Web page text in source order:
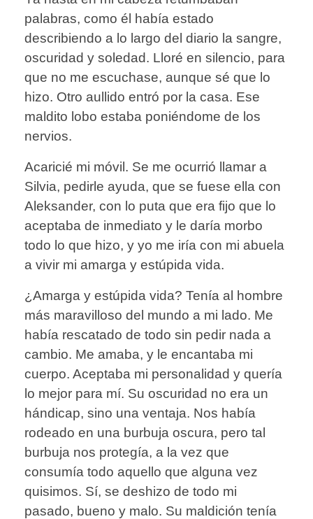
palabras, como él había estado
describiendo a lo largo del diario la sangre,
oscuridad y soledad. Lloré en silencio, para
que no me escuchase, aunque sé que lo
hizo. Otro aullido entró por la casa. Ese
maldito lobo estaba poniéndome de los
nervios.
Acaricié mi móvil. Se me ocurrió llamar a
Silvia, pedirle ayuda, que se fuese ella con
Aleksander, con lo puta que era fijo que lo
aceptaba de inmediato y le daría morbo
todo lo que hizo, y yo me iría con mi abuela
a vivir mi amarga y estúpida vida.
¿Amarga y estúpida vida? Tenía al hombre
más maravilloso del mundo a mi lado. Me
había rescatado de todo sin pedir nada a
cambio. Me amaba, y le encantaba mi
cuerpo. Aceptaba mi personalidad y quería
lo mejor para mí. Su oscuridad no era un
hándicap, sino una ventaja. Nos había
rodeado en una burbuja oscura, pero tal
burbuja nos protegía, a la vez que
consumía todo aquello que alguna vez
quisimos. Sí, se deshizo de todo mi
pasado, bueno y malo. Su maldición tenía